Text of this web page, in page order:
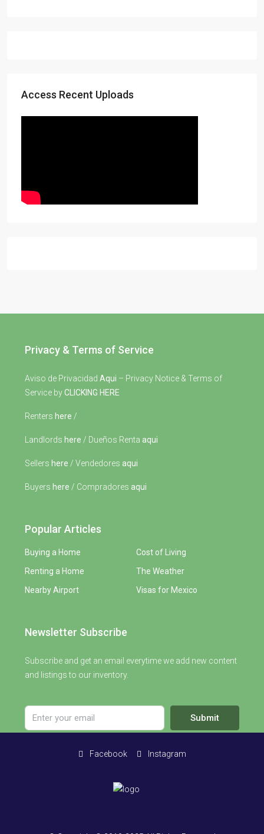
Access Recent Uploads
Privacy & Terms of Service
Aviso de Privacidad Aqui – Privacy Notice & Terms of
Service byCLICKING HERE
Renters here /
Landlords here / Dueños Renta aqui
Sellers here / Vendedores aqui
Buyers here / Compradores aqui
Popular Articles
Buying a Home
Renting a Home
Nearby Airport
Cost of Living
The Weather
Visas for Mexico
Newsletter Subscribe
Subscribe and get an email everytime we add new content
and listings to our inventory.
Submit
Facebook Instagram